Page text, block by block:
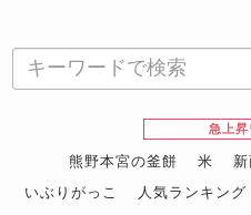
急上昇
熊野本宮の釜餅 米
いぶりがっこ
人気ランキング